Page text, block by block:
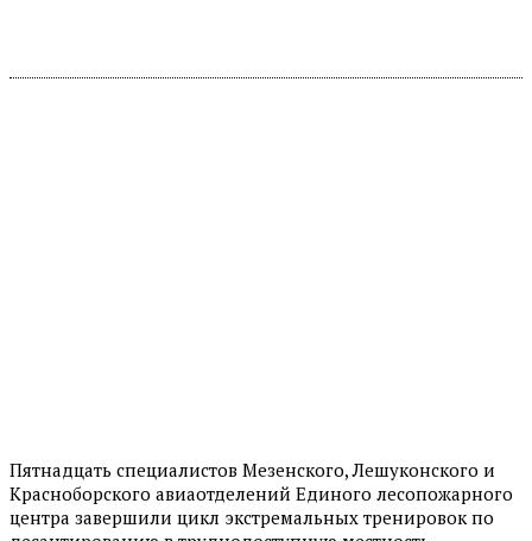
Пятнадцать специалистов Мезенского, Лешуконского и
Красноборского авиаотделений Единого лесопожарного
центра завершили цикл экстремальных тренировок по